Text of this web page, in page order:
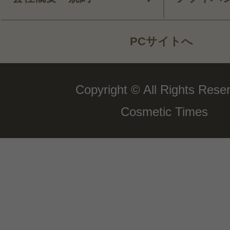
PCサイトへ
Copyright © All Rights
Cosmetic Times